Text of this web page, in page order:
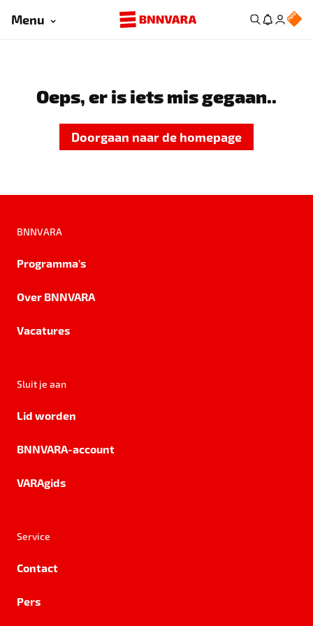
Menu
Oeps, er is iets mis gegaan..
Doorgaan naar de homepage
BNNVARA
Programma's
Over BNNVARA
Vacatures
Sluit je aan
Lid worden
BNNVARA-account
VARAgids
Service
Contact
Pers